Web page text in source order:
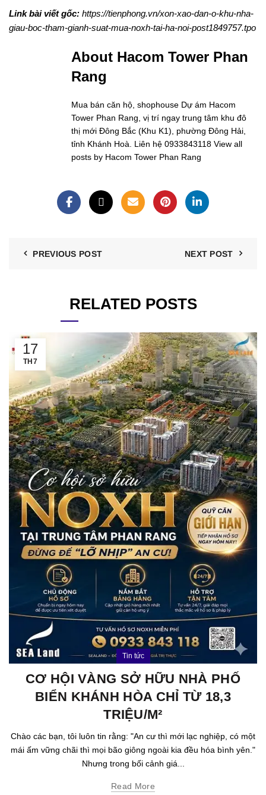
Link bài viết gốc: https://tienphong.vn/xon-xao-dan-o-khu-nha-
giau-boc-tham-gianh-suat-mua-noxh-tai-ha-noi-post1849757.tpo
About Hacom Tower Phan
Rang
Mua bán căn hộ, shophouse Dự ám Hacom
Tower Phan Rang, vị trí ngay trung tâm khu đô
thị mới Đông Bắc (Khu K1), phường Đông Hải,
tỉnh Khánh Hoà. Liên hệ 0933843118 View all
posts by Hacom Tower Phan Rang
PREVIOUS POST NEXT POST
RELATED POSTS
17
TH7
Tin tức
CƠ HỘI VÀNG SỞ HỮU NHÀ PHỐ
BIỂN KHÁNH HÒA CHỈ TỪ 18,3
TRIỆU/M²
Chào các bạn, tôi luôn tin rằng: "An cư thì mới lạc nghiệp, có một
mái ấm vững chãi thì mọi bão giông ngoài kia đều hóa bình yên."
Nhưng trong bối cảnh giá...
Read More